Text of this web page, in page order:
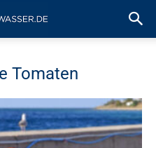
Tomaten